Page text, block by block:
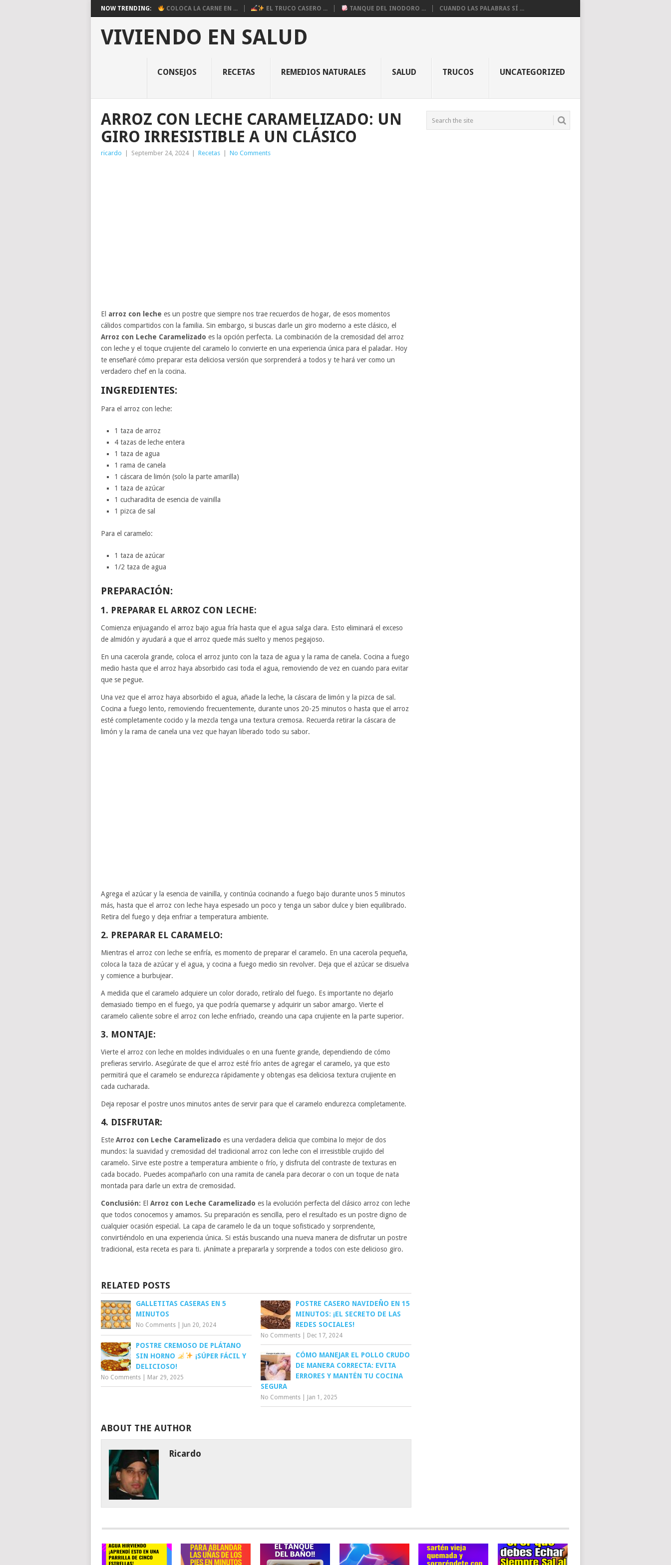
NOW TRENDING: COLOCA LA CARNE EN ... EL TRUCO CASERO ... TANQUE DEL INODORO ... CUANDO LAS PALABRAS SÍ ...
VIVIENDO EN SALUD
CONSEJOS RECETAS REMEDIOS NATURALES SALUD TRUCOS UNCATEGORIZED
ARROZ CON LECHE CARAMELIZADO: UN
GIRO IRRESISTIBLE A UN CLÁSICO
ricardo September 24, 2024 Recetas No Comments
El arroz con leche es un postre que siempre nos trae recuerdos de hogar, de esos momentos
cálidos compartidos con la familia. Sin embargo, si buscas darle un giro moderno a este clásico, el
Arroz con Leche Caramelizado es la opción perfecta. La combinación de la cremosidad del arroz
con leche y el toque crujiente del caramelo lo convierte en una experiencia única para el paladar. Hoy
te enseñaré cómo preparar esta deliciosa versión que sorprenderá a todos y te hará ver como un
verdadero chef en la cocina.
INGREDIENTES:
Para el arroz con leche:
1 taza de arroz
4 tazas de leche entera
1 taza de agua
1 rama de canela
1 cáscara de limón (solo la parte amarilla)
1 taza de azúcar
1 cucharadita de esencia de vainilla
1 pizca de sal
Para el caramelo:
1 taza de azúcar
1/2 taza de agua
PREPARACIÓN:
1. PREPARAR EL ARROZ CON LECHE:
Comienza enjuagando el arroz bajo agua fría hasta que el agua salga clara. Esto eliminará el exceso
de almidón y ayudará a que el arroz quede más suelto y menos pegajoso.
En una cacerola grande, coloca el arroz junto con la taza de agua y la rama de canela. Cocina a fuego
medio hasta que el arroz haya absorbido casi toda el agua, removiendo de vez en cuando para evitar
que se pegue.
Una vez que el arroz haya absorbido el agua, añade la leche, la cáscara de limón y la pizca de sal.
Cocina a fuego lento, removiendo frecuentemente, durante unos 20-25 minutos o hasta que el arroz
esté completamente cocido y la mezcla tenga una textura cremosa. Recuerda retirar la cáscara de
limón y la rama de canela una vez que hayan liberado todo su sabor.
Agrega el azúcar y la esencia de vainilla, y continúa cocinando a fuego bajo durante unos 5 minutos
más, hasta que el arroz con leche haya espesado un poco y tenga un sabor dulce y bien equilibrado.
Retira del fuego y deja enfriar a temperatura ambiente.
2. PREPARAR EL CARAMELO:
Mientras el arroz con leche se enfría, es momento de preparar el caramelo. En una cacerola pequeña,
coloca la taza de azúcar y el agua, y cocina a fuego medio sin revolver. Deja que el azúcar se disuelva
y comience a burbujear.
A medida que el caramelo adquiere un color dorado, retíralo del fuego. Es importante no dejarlo
demasiado tiempo en el fuego, ya que podría quemarse y adquirir un sabor amargo. Vierte el
caramelo caliente sobre el arroz con leche enfriado, creando una capa crujiente en la parte superior.
3. MONTAJE:
Vierte el arroz con leche en moldes individuales o en una fuente grande, dependiendo de cómo
prefieras servirlo. Asegúrate de que el arroz esté frío antes de agregar el caramelo, ya que esto
permitirá que el caramelo se endurezca rápidamente y obtengas esa deliciosa textura crujiente en
cada cucharada.
Deja reposar el postre unos minutos antes de servir para que el caramelo endurezca completamente.
4. DISFRUTAR:
Este Arroz con Leche Caramelizado es una verdadera delicia que combina lo mejor de dos
mundos: la suavidad y cremosidad del tradicional arroz con leche con el irresistible crujido del
caramelo. Sirve este postre a temperatura ambiente o frío, y disfruta del contraste de texturas en
cada bocado. Puedes acompañarlo con una ramita de canela para decorar o con un toque de nata
montada para darle un extra de cremosidad.
Conclusión: El Arroz con Leche Caramelizado es la evolución perfecta del clásico arroz con leche
que todos conocemos y amamos. Su preparación es sencilla, pero el resultado es un postre digno de
cualquier ocasión especial. La capa de caramelo le da un toque sofisticado y sorprendente,
convirtiéndolo en una experiencia única. Si estás buscando una nueva manera de disfrutar un postre
tradicional, esta receta es para ti. ¡Anímate a prepararla y sorprende a todos con este delicioso giro.
RELATED POSTS
GALLETITAS CASERAS EN 5
MINUTOS
No Comments Jun 20, 2024
POSTRE CASERO NAVIDEÑO EN 15
MINUTOS: ¡EL SECRETO DE LAS
REDES SOCIALES!
No Comments Dec 17, 2024
POSTRE CREMOSO DE PLÁTANO
SIN HORNO
¡SÚPER FÁCIL Y
DELICIOSO!
No Comments Mar 29, 2025
CÓMO MANEJAR EL POLLO CRUDO
DE MANERA CORRECTA: EVITA
ERRORES Y MANTÉN TU COCINA
SEGURA
No Comments Jan 1, 2025
ABOUT THE AUTHOR
Ricardo